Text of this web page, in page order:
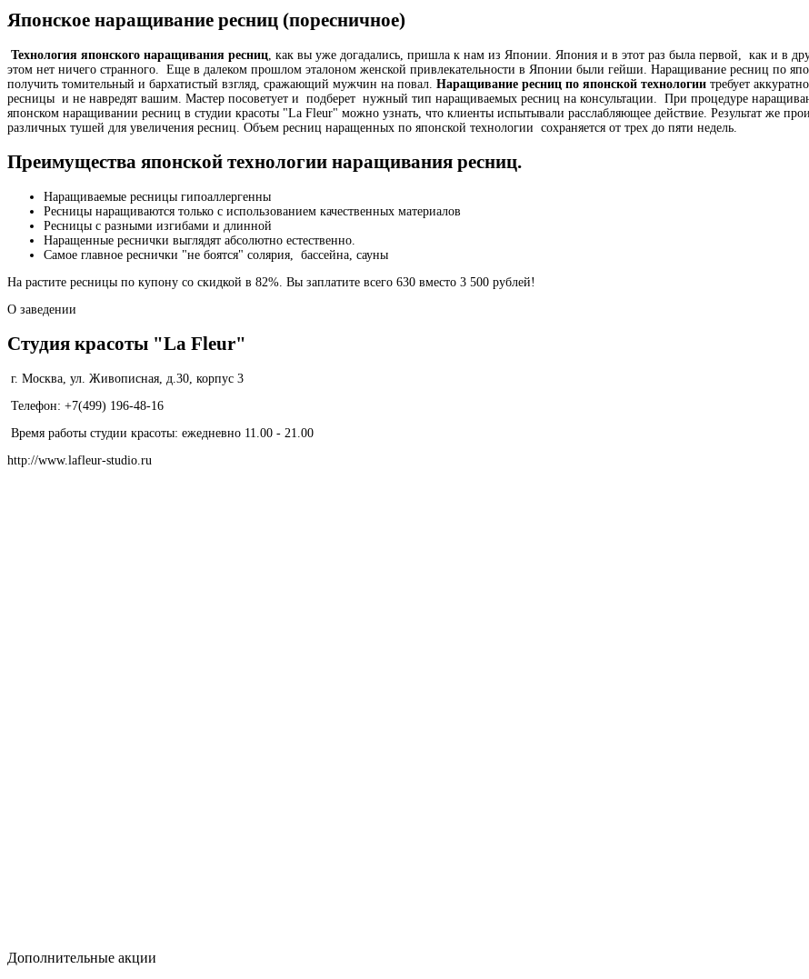
Японское наращивание ресниц (поресничное)
Технология японского наращивания ресниц , как вы уже догадались, пришла к нам из Японии. Япония и в этот раз была первой, как и в
этом нет ничего странного. Еще в далеком прошлом эталоном женской привлекательности в Японии были гейши. Наращивание ресниц по
получить томительный и бархатистый взгляд, сражающий мужчин на повал. Наращивание ресниц по японской технологии требует
ресницы и не навредят вашим. Мастер посоветует и подберет нужный тип наращиваемых ресниц на консультации. При процедуре
японском наращивании ресниц в студии красоты "La Fleur" можно узнать, что клиенты испытывали расслабляющее действие. Результат же
различных тушей для увеличения ресниц. Объем ресниц наращенных по японской технологии сохраняется от трех до пяти недель.
Преимущества японской технологии наращивания ресниц.
Наращиваемые ресницы гипоаллергенны
Ресницы наращиваются только с использованием качественных материалов
Ресницы с разными изгибами и длинной
Наращенные реснички выглядят абсолютно естественно.
Самое главное реснички "не боятся" солярия, бассейна, сауны
На растите ресницы по купону со скидкой в 82%. Вы заплатите всего 630 вместо 3 500 рублей!
О заведении
Студия красоты "La Fleur"
г. Москва, ул. Живописная, д.30, корпус 3
Телефон: +7(499) 196-48-16
Время работы студии красоты: ежедневно 11.00 - 21.00
http://www.lafleur-studio.ru
Дополнительные акции